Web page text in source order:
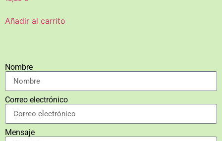
Añadir al carrito
Nombre
Correo electrónico
Mensaje